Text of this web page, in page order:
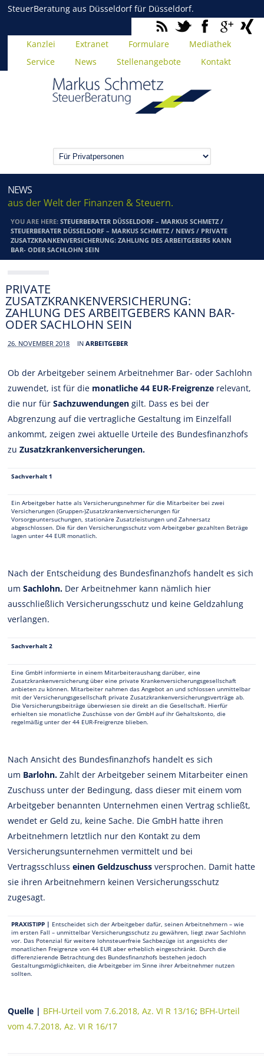
SteuerBeratung aus Düsseldorf für Düsseldorf.
Kanzlei Extranet Formulare
Mediathek
Service
News Stellenangebote Kontakt
NEWS
aus der Welt der Finanzen & Steuern.
YOU ARE HERE:STEUERBERATER DÜSSELDORF – MARKUS SCHMETZ /
STEUERBERATER DÜSSELDORF – MARKUS SCHMETZ / NEWS / PRIVATE
ZUSATZKRANKENVERSICHERUNG: ZAHLUNG DES ARBEITGEBERS KANN
BAR- ODER SACHLOHN SEIN
PRIVATE
ZUSATZKRANKENVERSICHERUNG:
ZAHLUNG DES ARBEITGEBERS KANN BAR-
ODER SACHLOHN SEIN
26. NOVEMBER 2018 INARBEITGEBER
Ob der Arbeitgeber seinem Arbeitnehmer Bar- oder Sachlohn
zuwendet, ist für die monatliche 44 EUR-Freigrenze relevant,
die nur fürSachzuwendungen gilt. Dass es bei der
Abgrenzung auf die vertragliche Gestaltung im Einzelfall
ankommt, zeigen zwei aktuelle Urteile des Bundesfinanzhofs
zuZusatzkrankenversicherungen.
Sachverhalt 1
Ein Arbeitgeber hatte als Versicherungsnehmer für die Mitarbeiter bei zwei
Versicherungen (Gruppen-)Zusatzkrankenversicherungen für
Vorsorgeuntersuchungen, stationäre Zusatzleistungen und Zahnersatz
abgeschlossen. Die für den Versicherungsschutz vom Arbeitgeber gezahlten Beträge
lagen unter 44 EUR monatlich.
Nach der Entscheidung des Bundesfinanzhofs handelt es sich
umSachlohn. Der Arbeitnehmer kann nämlich hier
ausschließlich Versicherungsschutz und keine Geldzahlung
verlangen.
Sachverhalt 2
Eine GmbH informierte in einem Mitarbeiteraushang darüber, eine
Zusatzkrankenversicherung über eine private Krankenversicherungsgesellschaft
anbieten zu können. Mitarbeiter nahmen das Angebot an und schlossen unmittelbar
mit der Versicherungsgesellschaft private Zusatzkrankenversicherungsverträge ab.
Die Versicherungsbeiträge überwiesen sie direkt an die Gesellschaft. Hierfür
erhielten sie monatliche Zuschüsse von der GmbH auf ihr Gehaltskonto, die
regelmäßig unter der 44 EUR-Freigrenze blieben.
Nach Ansicht des Bundesfinanzhofs handelt es sich
um Barlohn. Zahlt der Arbeitgeber seinem Mitarbeiter einen
Zuschuss unter der Bedingung, dass dieser mit einem vom
Arbeitgeber benannten Unternehmen einen Vertrag schließt,
wendet er Geld zu, keine Sache. Die GmbH hatte ihren
Arbeitnehmern letztlich nur den Kontakt zu dem
Versicherungsunternehmen vermittelt und bei
Vertragsschlusseinen Geldzuschuss versprochen. Damit hatte
sie ihren Arbeitnehmern keinen Versicherungsschutz
zugesagt.
PRAXISTIPP | Entscheidet sich der Arbeitgeber dafür, seinen Arbeitnehmern – wie
im ersten Fall – unmittelbar Versicherungsschutz zu gewähren, liegt zwar Sachlohn
vor. Das Potenzial für weitere lohnsteuerfreie Sachbezüge ist angesichts der
monatlichen Freigrenze von 44 EUR aber erheblich eingeschränkt. Durch die
differenzierende Betrachtung des Bundesfinanzhofs bestehen jedoch
Gestaltungsmöglichkeiten, die Arbeitgeber im Sinne ihrer Arbeitnehmer nutzen
sollten.
Quelle | BFH-Urteil vom 7.6.2018, Az. VI R 13/16; BFH-Urteil
vom 4.7.2018, Az. VI R 16/17